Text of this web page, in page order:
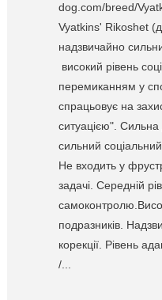
dog.com/breed/
Vyatkins' Rikoshet
надзвичайно
високий рівень
перемиканням у
спрацьовує на
ситуацією".
сильний соціальний
Не входить у
задачі. Середній
подразників.
корекції. Рівень
/...